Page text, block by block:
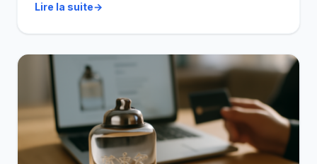
comptez souvent 4 à 8 semaines de routine avant
Lire la suite